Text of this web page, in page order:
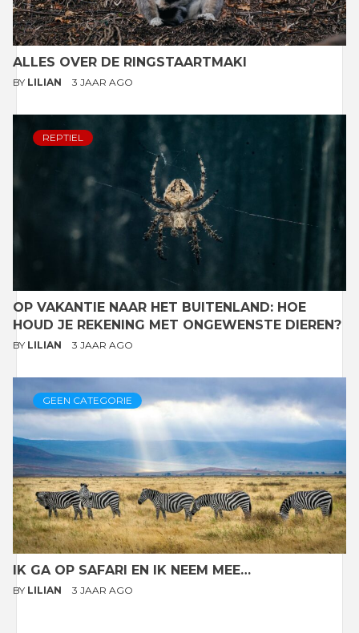
ALLES OVER DE RINGSTAARTMAKI
BY LILIAN 3 JAAR AGO
REPTIEL
OP VAKANTIE NAAR HET BUITENLAND: HOE
HOUD JE REKENING MET ONGEWENSTE DIEREN?
BY LILIAN 3 JAAR AGO
GEEN CATEGORIE
IK GA OP SAFARI EN IK NEEM MEE…
BY LILIAN 3 JAAR AGO